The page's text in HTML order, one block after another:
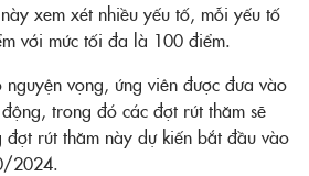
xem xét nhiều yếu tố, mỗi yếu tố
với mức tối đa là 100 điểm.
vọng, ứng viên được đưa vào
trong đó các đợt rút thăm sẽ
rút thăm này dự kiến bắt đầu vào
2024.